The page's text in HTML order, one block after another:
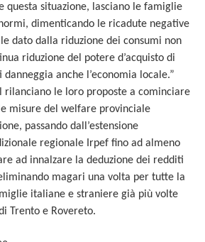
questa situazione, lasciano le famiglie
dimenticando le ricadute negative
dato dalla riduzione dei consumi non
riduzione del potere d’acquisto di
anche l’economia locale.”
rilanciano le loro proposte a cominciare
misure del welfare provinciale
passando dall’estensione
regionale Irpef fino ad almeno
ad innalzare la deduzione dei redditi
magari una volta per tutte la
italiane e straniere già più volte
Trento e Rovereto.